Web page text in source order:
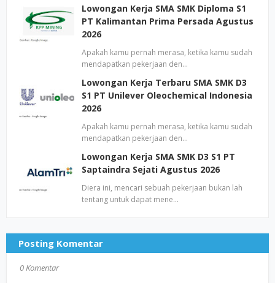
Lowongan Kerja SMA SMK Diploma S1
PT Kalimantan Prima Persada Agustus
2026
Apakah kamu pernah merasa, ketika kamu sudah
mendapatkan pekerjaan den…
Lowongan Kerja Terbaru SMA SMK D3
S1 PT Unilever Oleochemical Indonesia
2026
Apakah kamu pernah merasa, ketika kamu sudah
mendapatkan pekerjaan den…
Lowongan Kerja SMA SMK D3 S1 PT
Saptaindra Sejati Agustus 2026
Diera ini, mencari sebuah pekerjaan bukan lah
tentang untuk dapat mene…
Posting Komentar
0 Komentar